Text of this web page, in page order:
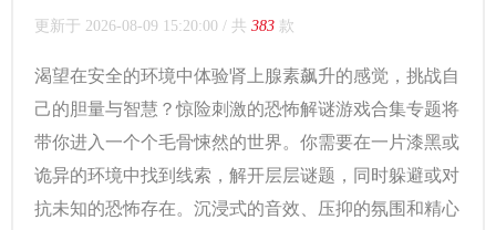
更新于 2026-08-09 15:20:00 / 共 383 款
渴望在安全的环境中体验肾上腺素飙升的感觉，挑战自
己的胆量与智慧？惊险刺激的恐怖解谜游戏合集专题将
带你进入一个个毛骨悚然的世界。你需要在一片漆黑或
诡异的环境中找到线索，解开层层谜题，同时躲避或对
抗未知的恐怖存在。沉浸式的音效、压抑的氛围和精心